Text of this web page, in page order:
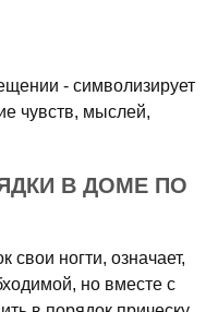
- символизирует
чувств, мыслей,
В ДОМЕ ПО
свои ногти, означает,
но вместе с